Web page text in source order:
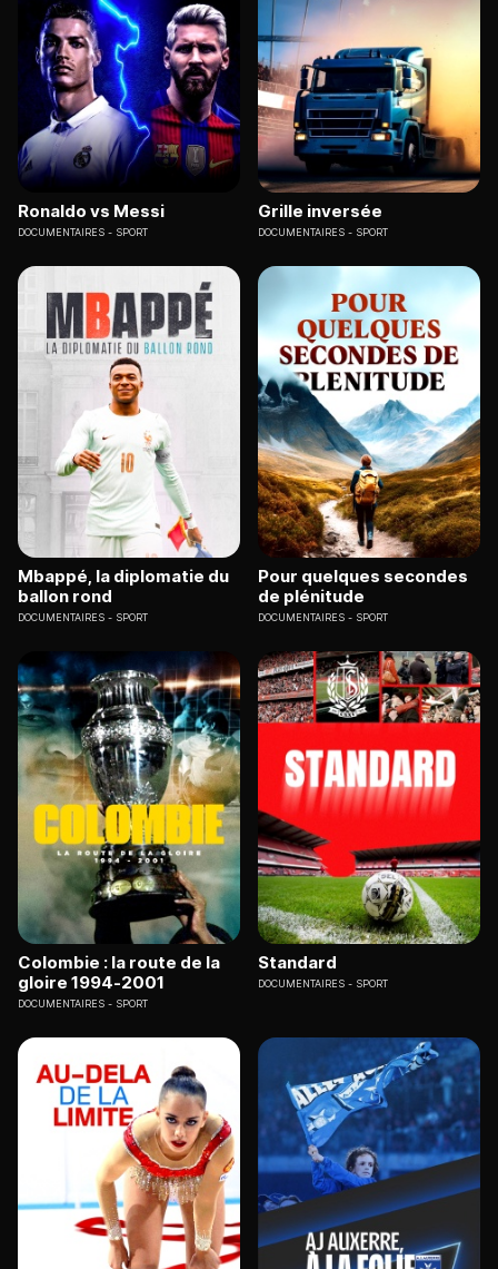
Ronaldo vs Messi
DOCUMENTAIRES SPORT
Grille inversée
DOCUMENTAIRES SPORT
Mbappé, la diplomatie du
ballon rond
DOCUMENTAIRES SPORT
Pour quelques secondes
de plénitude
DOCUMENTAIRES SPORT
Colombie : la route de la
gloire 1994-2001
DOCUMENTAIRES SPORT
Standard
DOCUMENTAIRES SPORT